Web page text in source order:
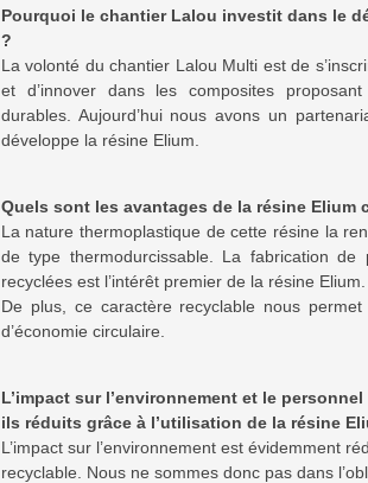
Pourquoi le chantier Lalou investit dans le
?
La volonté du chantier Lalou Multi est de
et d’innover dans les composites
durables. Aujourd’hui nous avons un
développe la résine Elium.
Quels sont les avantages de la résine Elium
La nature thermoplastique de cette résine la
de type thermodurcissable. La fabrication
recyclées est l’intérêt premier de la résine Elium.
De plus, ce caractère recyclable nous
d’économie circulaire.
L’impact sur l’environnement et le
ils réduits grâce à l’utilisation de la résine
L’impact sur l’environnement est évidemment
recyclable. Nous ne sommes donc pas dans